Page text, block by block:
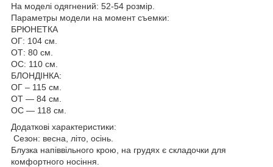
На моделі одягнений: 52-54 розмір.
Параметры модели на момент съемки:
БРЮНЕТКА
ОГ: 104 см.
ОТ: 80 см.
ОС: 110 см.
БЛОНДІНКА:
ОГ – 115 см.
ОТ — 84 см.
ОС — 118 см.
Додаткові характеристики:
Сезон: весна, літо, осінь.
Блузка напіввільного крою, на грудях є складочки для
комфортного носіння.